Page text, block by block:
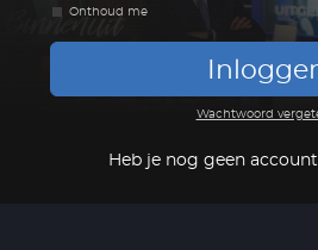
Onthoud me
Wachtwoord
Heb je nog geen